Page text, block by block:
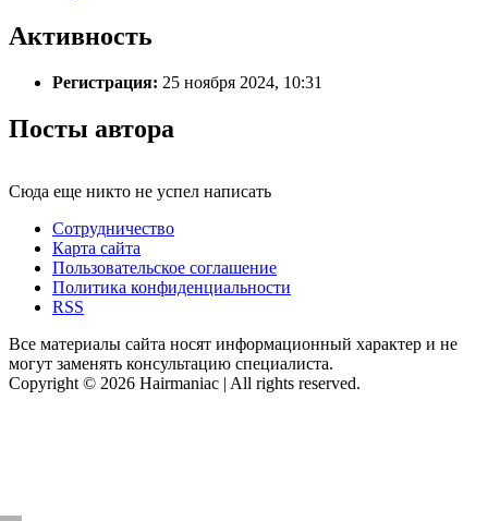
Активность
Регистрация: 25 ноября 2024, 10:31
Посты автора
Сюда еще никто не успел написать
Сотрудничество
Карта сайта
Пользовательское соглашение
Политика конфиденциальности
RSS
Все материалы сайта носят информационный характер и не
могут заменять консультацию специалиста.
Copyright © 2026 Hairmaniac | All rights reserved.